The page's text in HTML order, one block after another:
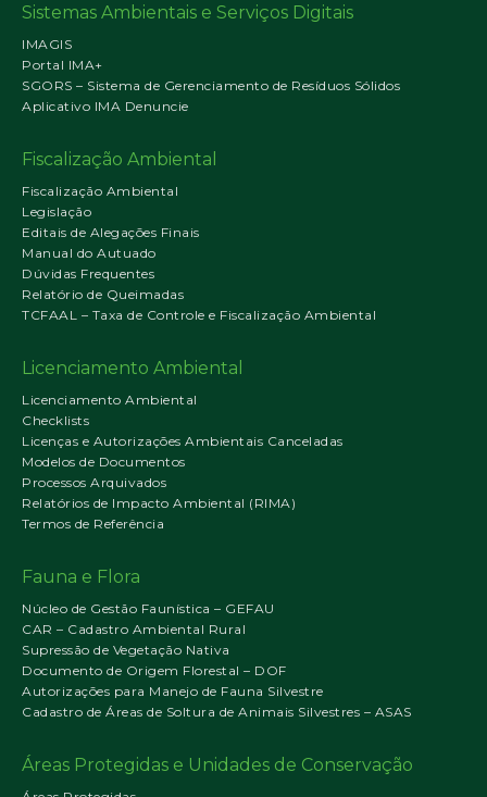
Sistemas Ambientais e Serviços Digitais
IMAGIS
Portal IMA+
SGORS – Sistema de Gerenciamento de Resíduos Sólidos
Aplicativo IMA Denuncie
Fiscalização Ambiental
Fiscalização Ambiental
Legislação
Editais de Alegações Finais
Manual do Autuado
Dúvidas Frequentes
Relatório de Queimadas
TCFAAL – Taxa de Controle e Fiscalização Ambiental
Licenciamento Ambiental
Licenciamento Ambiental
Checklists
Licenças e Autorizações Ambientais Canceladas
Modelos de Documentos
Processos Arquivados
Relatórios de Impacto Ambiental (RIMA)
Termos de Referência
Fauna e Flora
Núcleo de Gestão Faunística – GEFAU
CAR – Cadastro Ambiental Rural
Supressão de Vegetação Nativa
Documento de Origem Florestal – DOF
Autorizações para Manejo de Fauna Silvestre
Cadastro de Áreas de Soltura de Animais Silvestres – ASAS
Áreas Protegidas e Unidades de Conservação